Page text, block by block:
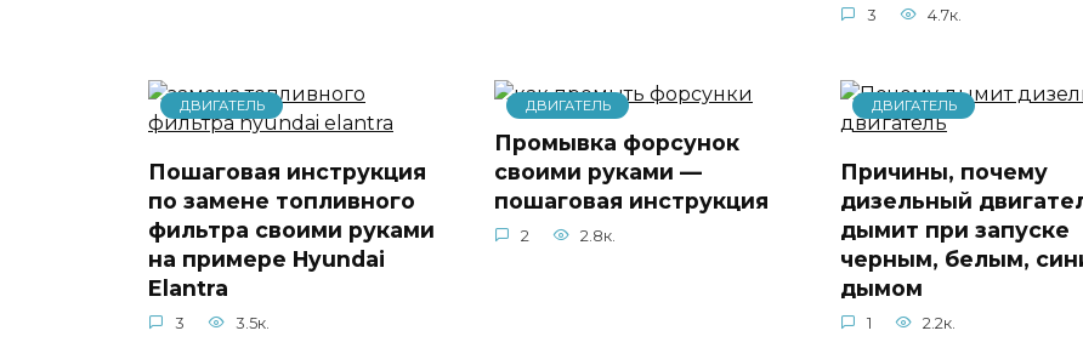
3 4.7к.
ДВИГАТЕЛЬ
Пошаговая инструкция
по замене топливного
фильтра своими руками
на примере Hyundai
Elantra
3 3.5к.
ДВИГАТЕЛЬ
Промывка форсунок
своими руками —
пошаговая инструкция
2 2.8к.
ДВИГАТЕЛЬ
Причины, почему
дизельный
дымит при запуске
черным, белым,
дымом
1 2.2к.